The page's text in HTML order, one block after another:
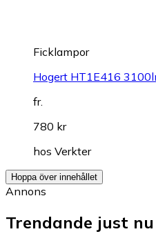
Ficklampor
Hogert HT1E416
fr.
780 kr
hos Verkter
Hoppa över innehållet
Annons
Trendande just nu